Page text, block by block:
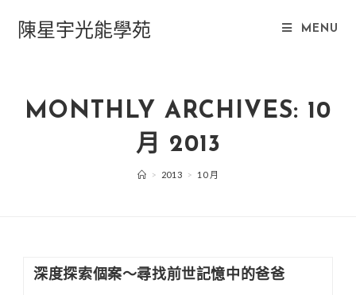
陳星宇光能學苑 MENU
MONTHLY ARCHIVES: 10
月 2013
> 2013 > 10 月
深度探索個案～尋找前世記憶中的爸爸